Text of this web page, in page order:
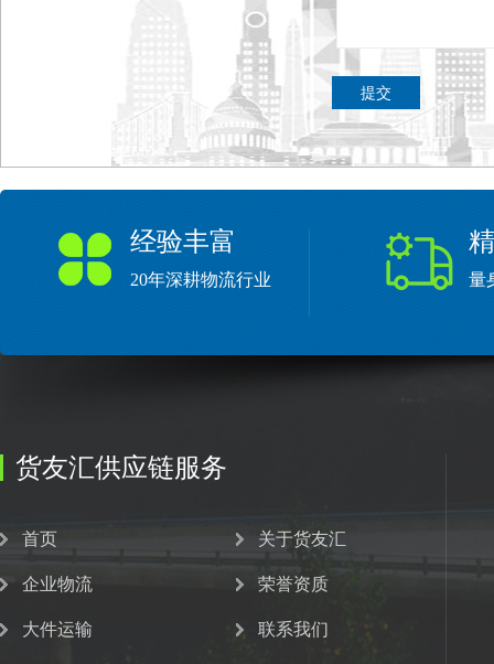
经验丰富
20年深耕物流行业 量
货友汇供应链服务
首页 关于货友汇
企业物流 荣誉资质
大件运输 联系我们